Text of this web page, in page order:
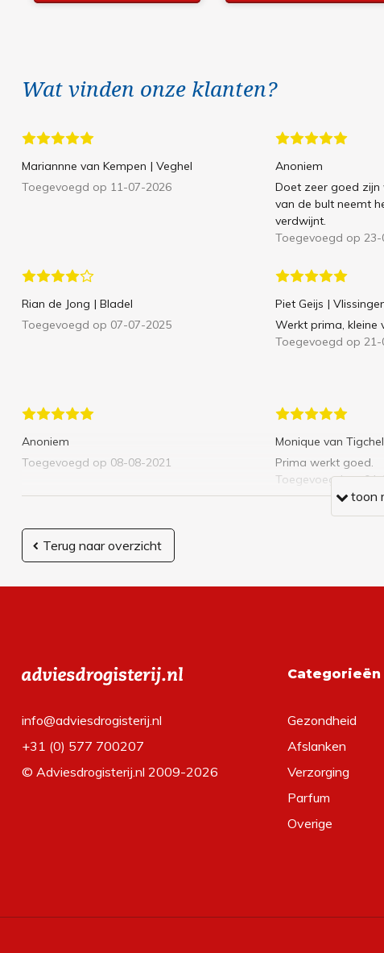
Wat vinden onze klanten?
Mariannne van Kempen | Veghel
Toegevoegd op 11-07-2026
Anoniem
Doet zeer goed zijn
van de bult neemt
verdwijnt.
Toegevoegd op 23-
Rian de Jong | Bladel
Toegevoegd op 07-07-2025
Piet Geijs |
Werkt prima, kleine
Toegevoegd op 21-
Anoniem
Toegevoegd op 08-08-2021
Monique van
Prima werkt goed.
Toegevoegd op 04-
toon
Terug naar overzicht
info@adviesdrogisterij.nl
+31 (0) 577 700207
© Adviesdrogisterij.nl 2009-2026
Categorieën
Gezondheid
Afslanken
Verzorging
Parfum
Overige